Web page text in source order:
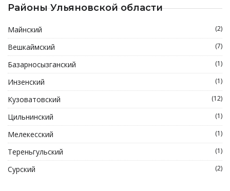
Районы Ульяновской области
Майнский (2)
Вешкаймский (7)
Базарносызганский (1)
Инзенский (1)
Кузоватовский (12)
Цильнинский (1)
Мелекесский (1)
Тереньгульский (1)
Сурский (2)